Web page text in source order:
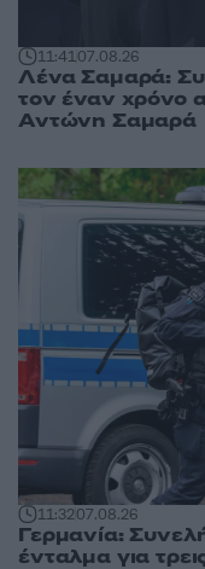
11:4107.08.26
Λένα Σαμαρά:
τον έναν χρόνο
Αντώνη Σαμαρά
11:3207.08.26
Γερμανία:
ένταλμα για